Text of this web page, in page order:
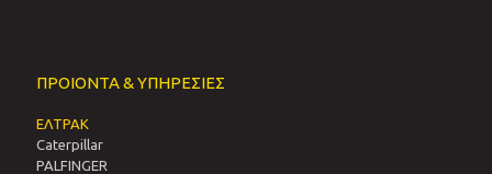
ΠΡΟΙΟΝΤΑ & ΥΠΗΡΕΣΙΕΣ
ΕΛΤΡΑΚ
Caterpillar
PALFINGER